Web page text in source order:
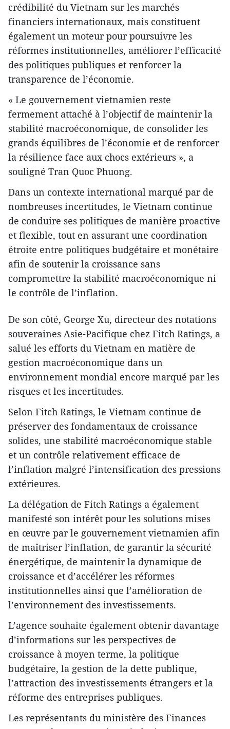
crédibilité du Vietnam sur les marchés
financiers internationaux, mais constituent
également un moteur pour poursuivre les
réformes institutionnelles, améliorer l’efficacité
des politiques publiques et renforcer la
transparence de l’économie.
« Le gouvernement vietnamien reste
fermement attaché à l’objectif de maintenir la
stabilité macroéconomique, de consolider les
grands équilibres de l’économie et de renforcer
la résilience face aux chocs extérieurs », a
souligné Tran Quoc Phuong.
Dans un contexte international marqué par de
nombreuses incertitudes, le Vietnam continue
de conduire ses politiques de manière proactive
et flexible, tout en assurant une coordination
étroite entre politiques budgétaire et monétaire
afin de soutenir la croissance sans
compromettre la stabilité macroéconomique ni
le contrôle de l’inflation.
De son côté, George Xu, directeur des notations
souveraines Asie-Pacifique chez Fitch Ratings, a
salué les efforts du Vietnam en matière de
gestion macroéconomique dans un
environnement mondial encore marqué par les
risques et les incertitudes.
Selon Fitch Ratings, le Vietnam continue de
préserver des fondamentaux de croissance
solides, une stabilité macroéconomique stable
et un contrôle relativement efficace de
l’inflation malgré l’intensification des pressions
extérieures.
La délégation de Fitch Ratings a également
manifesté son intérêt pour les solutions mises
en œuvre par le gouvernement vietnamien afin
de maîtriser l’inflation, de garantir la sécurité
énergétique, de maintenir la dynamique de
croissance et d’accélérer les réformes
institutionnelles ainsi que l’amélioration de
l’environnement des investissements.
L’agence souhaite également obtenir davantage
d’informations sur les perspectives de
croissance à moyen terme, la politique
budgétaire, la gestion de la dette publique,
l’attraction des investissements étrangers et la
réforme des entreprises publiques.
Les représentants du ministère des Finances